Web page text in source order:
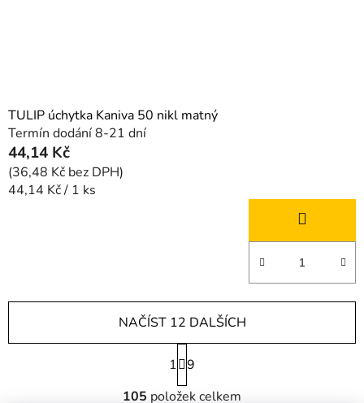
TULIP úchytka Kaniva 50 nikl matný
Termín dodání 8-21 dní
44,14 Kč
(36,48 Kč bez DPH)
Měrná
44,14 Kč / 1 ks
O
NAČÍST 12 DALŠÍCH
S
t
r
á
1 9
105 položek celkem